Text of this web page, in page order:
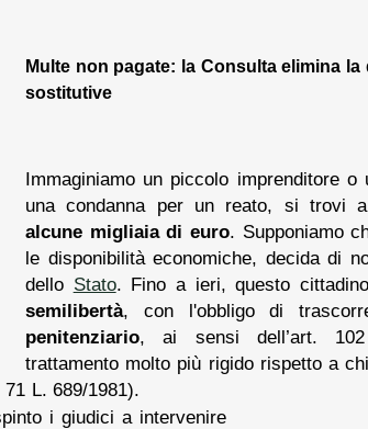
Multe non pagate: la Consulta elimina
sostitutive
Immaginiamo un piccolo imprenditore
una condanna per un reato, si trovi
alcune migliaia di euro. Supponiamo
le disponibilità economiche, decida di
dello Stato. Fino a ieri, questo
semilibertà, con l'obbligo di
penitenziario, ai sensi dell’art.
trattamento molto più rigido rispetto a
L. 689/1981).
i giudici a intervenire